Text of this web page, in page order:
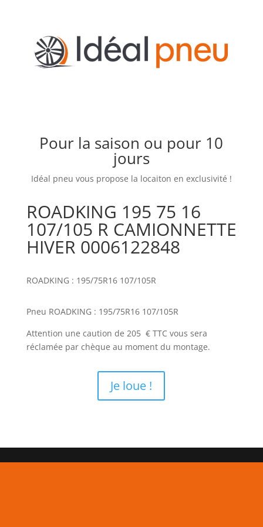
Pour la saison ou pour 10
jours
Idéal pneu vous propose la locaiton en exclusivité !
ROADKING 195 75 16
107/105 R CAMIONNETTE
HIVER 0006122848
ROADKING : 195/75R16 107/105R
Pneu ROADKING : 195/75R16 107/105R
Attention une caution de 205 € TTC vous sera
réclamée par chèque au moment du montage.
Je loue !